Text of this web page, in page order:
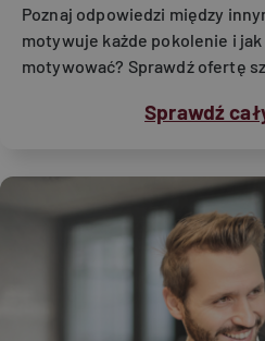
Poznaj odpowiedzi między
motywuje każde pokolenie i
motywować? Sprawdź ofertę
Sprawdź